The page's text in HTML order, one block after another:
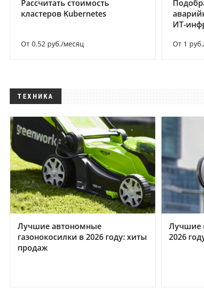
Рассчитать стоимость
кластеров Kubernetes
От 0.52 руб./месяц
ИТ-
От 1
ТЕХНИКА
Лучшие автономные
газонокосилки в 2026 году: хиты
продаж
Лучшие
2026